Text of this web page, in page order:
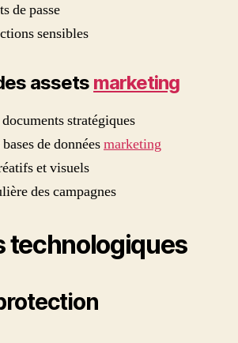
de passe
sensibles
assets marketing
stratégiques
de donnéesmarketing
et visuels
des campagnes
technologiques